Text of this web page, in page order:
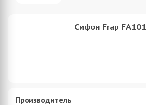
Сифон Frap FA101
Производитель